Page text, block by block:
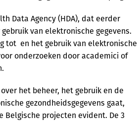
Data Agency (HDA), dat eerder
van elektronische gegevens.
tot en het gebruik van elektronische
onderzoeken door academici of
over het beheer, het gebruik en de
gezondheidsgegevens gaat,
Belgische projecten evident. De 3